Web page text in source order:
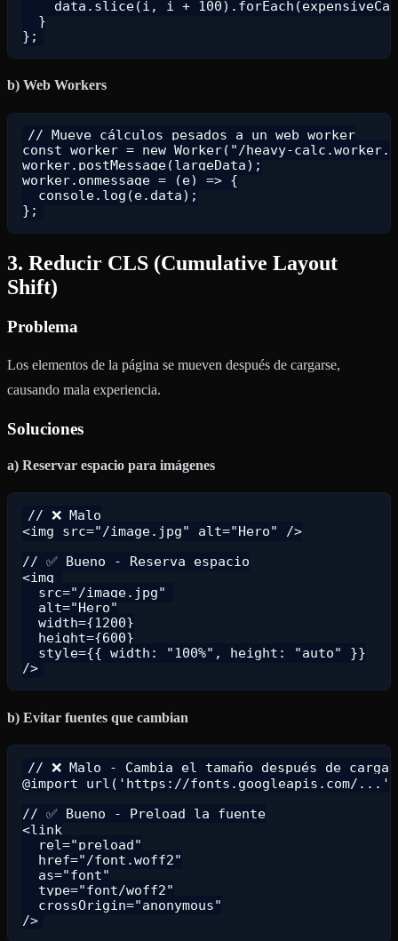
data.slice(i, i +
  }
b) Web Workers
// Mueve cálculos pesados a un web worker
const worker = new Worker("/heavy-
worker.postMessage(largeData);
worker.onmessage = (e) => {
  console.log(e.data);
3. Reducir CLS (Cumulative Layout
Shift)
Problema
Los elementos de la página se mueven después de cargarse,
causando mala experiencia.
Soluciones
a) Reservar espacio para imágenes
// ❌ Malo
<img src="/image.jpg" alt="Hero" />
// ✅ Bueno - Reserva espacio
<img
  src="/image.jpg"
  alt="Hero"
  width={1200}
  height={600}
  style={{ width: "100%", height: "auto" }}
b) Evitar fuentes que cambian
// ❌ Malo - Cambia el tamaño después de cargar
@import url('https://fonts.googleapis.com/
// ✅ Bueno - Preload la fuente
<link
  rel="preload"
  href="/font.woff2"
  as="font"
  type="font/woff2"
  crossOrigin="anonymous"